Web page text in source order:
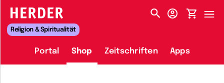
HERDER-MENÜ
Religion & Spiritualität
Portal Shop Zeitschriften Apps